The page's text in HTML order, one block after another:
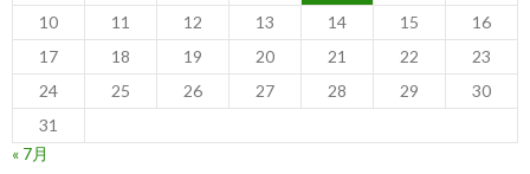
10
11 12 13 14 15
16
17
18 19 20 21 22
23
24
25 26 27 28 29
30
31
« 7月